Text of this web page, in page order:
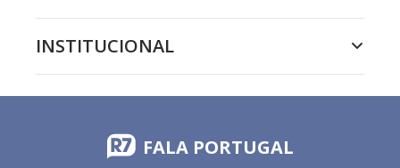
INSTITUCIONAL
FALA PORTUGAL